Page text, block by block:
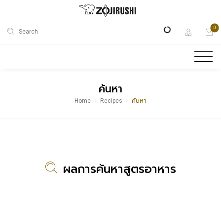
Search
0
ค้นหา
Home Recipes ค้นหา
ผลการค้นหาสูตรอาหาร